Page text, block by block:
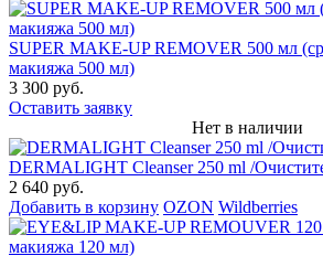
SUPER MAKE-UP REMOVER 500 мл
макияжа 500 мл)
3 300 руб.
Оставить заявку
Нет в наличии
DERMALIGHT Cleanser 250 ml /
2 640 руб.
Добавить в корзину OZON Wildberries